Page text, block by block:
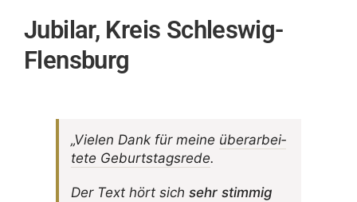
Jubilar, Kreis Schleswig-
Flensburg
„Vielen Dank für meine über­ar­bei­
tete Geburts­tags­rede.
Der Text hört sich sehr stimmig